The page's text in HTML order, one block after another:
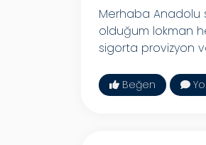
Merhaba Anadolu
olduğum lokman
sigorta provizyon
Beğen